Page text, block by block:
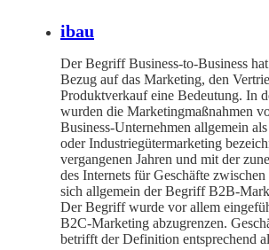
ibau
Der Begriff Business-to-Business
Bezug auf das Marketing, den
Produktverkauf eine Bedeutung. In
wurden die Marketingmaßnahmen
Business-Unternehmen allgemein
oder Industriegütermarketing
vergangenen Jahren und mit der
des Internets für Geschäfte
sich allgemein der Begriff B2B-
Der Begriff wurde vor allem
B2C-Marketing abzugrenzen.
betrifft der Definition entsprechend